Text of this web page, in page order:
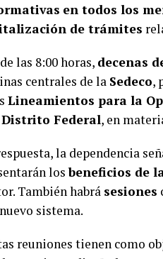
en todos los
de trámites
las 8:00 horas, decenas
centrales de la Sedeco,
Lineamientos para la
Federal, en
la dependencia
losbeneficios de
También habrá sesiones
sistema.
reuniones tienen como